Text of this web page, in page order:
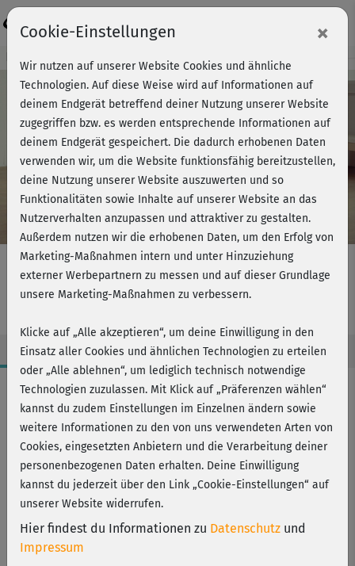
Play
Video
Kursvorschau - Jetzt mitmachen!
Bikinifit 2 mit Alex - Bein & Po
Workout-Facts
mittelschwer
30 Min
216 kcal
Alex Epperson
Wasserflaschen)
Kurs ist Bestandteil von
Cookie-Einstellungen ×
Wir nutzen auf unserer Website Cookies und ähnliche
Technologien. Auf diese Weise wird auf Informationen auf
deinem Endgerät betreffend deiner Nutzung unserer Website
zugegriffen bzw. es werden entsprechende Informationen auf
deinem Endgerät gespeichert. Die dadurch erhobenen Daten
verwenden wir, um die Website funktionsfähig bereitzustellen,
deine Nutzung unserer Website auszuwerten und so
Funktionalitäten sowie Inhalte auf unserer Website an das
Nutzerverhalten anzupassen und attraktiver zu gestalten.
Außerdem nutzen wir die erhobenen Daten, um den Erfolg von
Marketing-Maßnahmen intern und unter Hinzuziehung
externer Werbepartnern zu messen und auf dieser Grundlage
unsere Marketing-Maßnahmen zu verbessern.
Klicke auf „Alle akzeptieren“, um deine Einwilligung in den
Einsatz aller Cookies und ähnlichen Technologien zu erteilen
oder „Alle ablehnen“, um lediglich technisch notwendige
Technologien zuzulassen. Mit Klick auf „Präferenzen wählen“
kannst du zudem Einstellungen im Einzelnen ändern sowie
weitere Informationen zu den von uns verwendeten Arten von
Cookies, eingesetzten Anbietern und die Verarbeitung deiner
personenbezogenen Daten erhalten. Deine Einwilligung
kannst du jederzeit über den Link „Cookie-Einstellungen“ auf
unserer Website widerrufen.
Hier findest du Informationen zu Datenschutz und
Impressum